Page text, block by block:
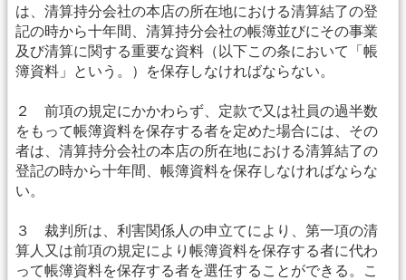
は、清算持分会社の本店の所在地における清算結了の登
記の時から十年間、清算持分会社の帳簿並びにその事業
及び清算に関する重要な資料（以下この条において「帳
簿資料」という。）を保存しなければならない。
２ 前項の規定にかかわらず、定款で又は社員の過半数
をもって帳簿資料を保存する者を定めた場合には、その
者は、清算持分会社の本店の所在地における清算結了の
登記の時から十年間、帳簿資料を保存しなければならな
い。
３ 裁判所は、利害関係人の申立てにより、第一項の清
算人又は前項の規定により帳簿資料を保存する者に代わ
って帳簿資料を保存する者を選任することができる。こ